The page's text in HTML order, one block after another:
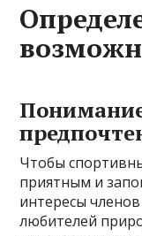
Чтобы
приятным и
интересы
любителей